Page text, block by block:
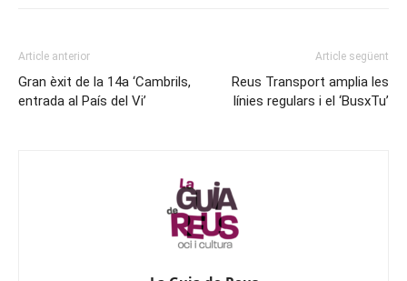
Article anterior
Gran èxit de la 14a ‘Cambrils,
entrada al País del Vi’
Article següent
Reus Transport amplia les
línies regulars i el ‘BusxTu’